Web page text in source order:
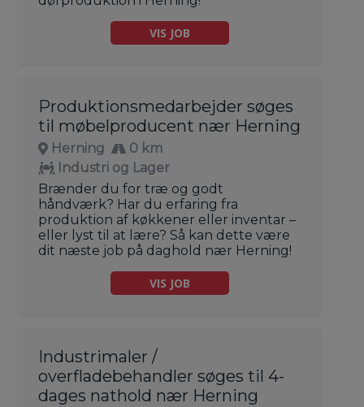
VIS JOB
Produktionsmedarbejder søges
til møbelproducent nær Herning
Herning
0 km
Industri og Lager
Brænder du for træ og godt
håndværk? Har du erfaring fra
produktion af køkkener eller inventar –
eller lyst til at lære? Så kan dette være
dit næste job på daghold nær Herning!
VIS JOB
Industrimaler /
overfladebehandler søges til 4-
dages nathold nær Herning